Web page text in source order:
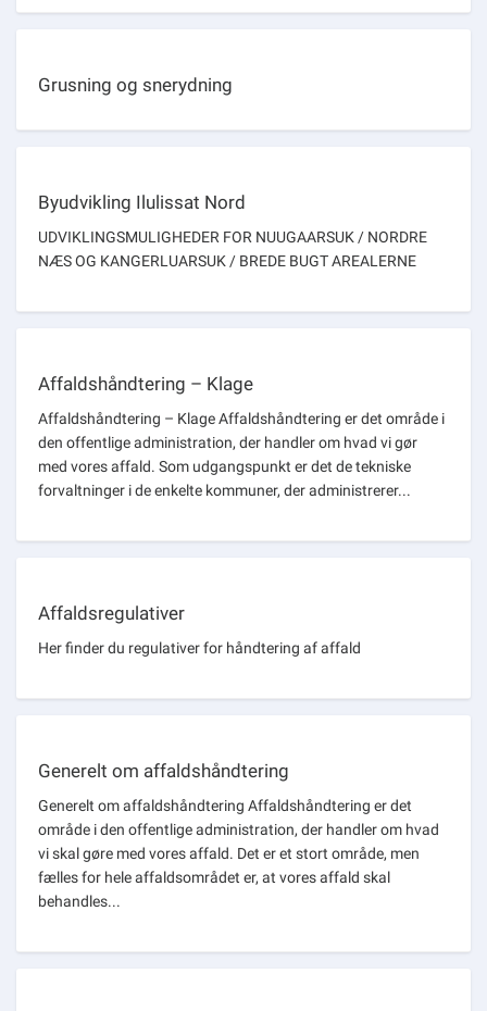
Grusning og snerydning
Byudvikling Ilulissat Nord
UDVIKLINGSMULIGHEDER FOR NUUGAARSUK / NORDRE
NÆS OG KANGERLUARSUK / BREDE BUGT AREALERNE
Affaldshåndtering – Klage
Affaldshåndtering – Klage Affaldshåndtering er det område i
den offentlige administration, der handler om hvad vi gør
med vores affald. Som udgangspunkt er det de tekniske
forvaltninger i de enkelte kommuner, der administrerer...
Affaldsregulativer
Her finder du regulativer for håndtering af affald
Generelt om affaldshåndtering
Generelt om affaldshåndtering Affaldshåndtering er det
område i den offentlige administration, der handler om hvad
vi skal gøre med vores affald. Det er et stort område, men
fælles for hele affaldsområdet er, at vores affald skal
behandles...